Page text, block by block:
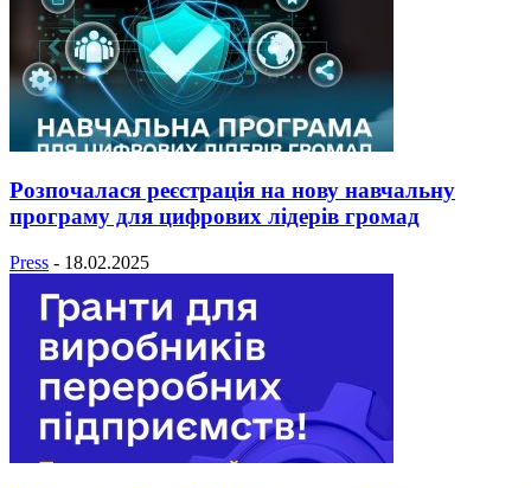
Розпочалася реєстрація на нову навчальну
програму для цифрових лідерів громад
Press - 18.02.2025